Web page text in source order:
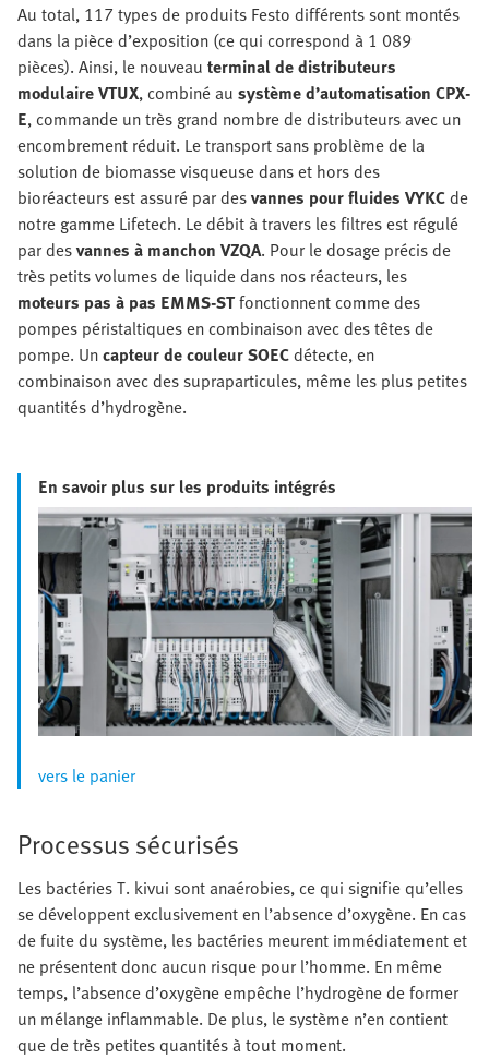
Au total, 117 types de produits Festo différents sont montés
dans la pièce d’exposition (ce qui correspond à 1 089
pièces). Ainsi, le nouveau terminal de distributeurs
modulaire VTUX, combiné au système d’automatisation CPX-
E, commande un très grand nombre de distributeurs avec un
encombrement réduit. Le transport sans problème de la
solution de biomasse visqueuse dans et hors des
bioréacteurs est assuré par desvannes pour fluides VYKCde
notre gamme Lifetech. Le débit à travers les filtres est régulé
par desvannes à manchon VZQA. Pour le dosage précis de
très petits volumes de liquide dans nos réacteurs, les
moteurs pas à pas EMMS-STfonctionnent comme des
pompes péristaltiques en combinaison avec des têtes de
pompe. Uncapteur de couleur SOECdétecte, en
combinaison avec des supraparticules, même les plus petites
quantités d’hydrogène.
En savoir plus sur les produits intégrés
vers le panier
Processus sécurisés
Les bactéries T. kivui sont anaérobies, ce qui signifie qu’elles
se développent exclusivement en l’absence d’oxygène. En cas
de fuite du système, les bactéries meurent immédiatement et
ne présentent donc aucun risque pour l’homme. En même
temps, l’absence d’oxygène empêche l’hydrogène de former
un mélange inflammable. De plus, le système n’en contient
que de très petites quantités à tout moment.